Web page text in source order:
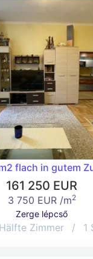
flach in gutem
161 250 EUR
3 750 EUR /m2
Zerge lépcső
Zimmer / 1